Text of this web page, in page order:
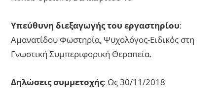
Υπεύθυνη διεξαγωγής του εργαστηρίου:
Αμανατίδου Φωστηρία, Ψυχολόγος-Ειδικός στη
Γνωστική Συμπεριφορική Θεραπεία.
Δηλώσεις συμμετοχής: Ως 30/11/2018